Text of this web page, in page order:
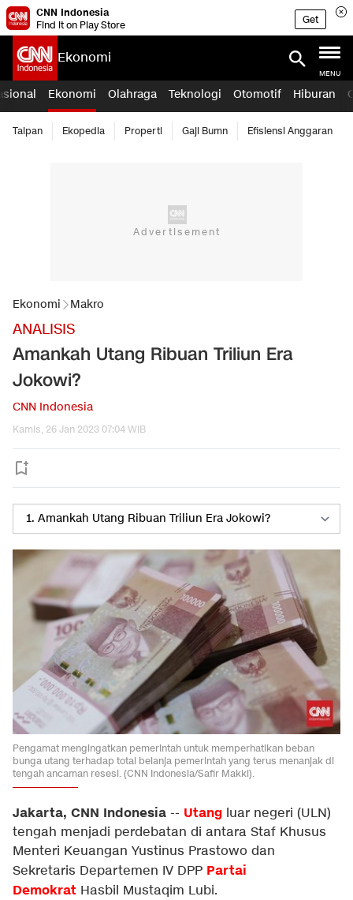
CNN Indonesia
Find it on Play Store
Get
Ekonomi
MENU
Ekonomi Olahraga Teknologi Otomotif Hiburan
Taipan Ekopedia Properti Gaji Bumn Efisiensi Anggaran
Ekonomi Makro
ANALISIS
Amankah Utang Ribuan Triliun Era
Jokowi?
CNN Indonesia
Kamis, 26 Jan 2023 07:04 WIB
Pengamat mengingatkan pemerintah untuk memperhatikan beban
bunga utang terhadap total belanja pemerintah yang terus menanjak di
tengah ancaman resesi. (CNN Indonesia/Safir Makki).
Jakarta, CNN Indonesia -- Utang luar negeri (ULN)
tengah menjadi perdebatan di antara Staf Khusus
Menteri Keuangan Yustinus Prastowo dan
Sekretaris Departemen IV DPP Partai
Demokrat Hasbil Mustaqim Lubi.